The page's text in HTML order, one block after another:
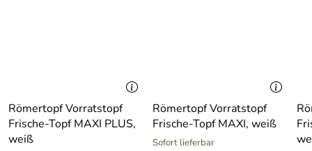
Römertopf Vorratstopf
Frische-Topf MAXI PLUS,
weiß
Römertopf Vorratstopf
Frische-Topf MAXI, weiß
Sofort lieferbar